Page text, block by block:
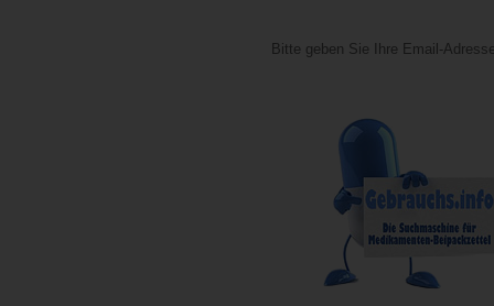
Bitte geben Sie Ihre Email-